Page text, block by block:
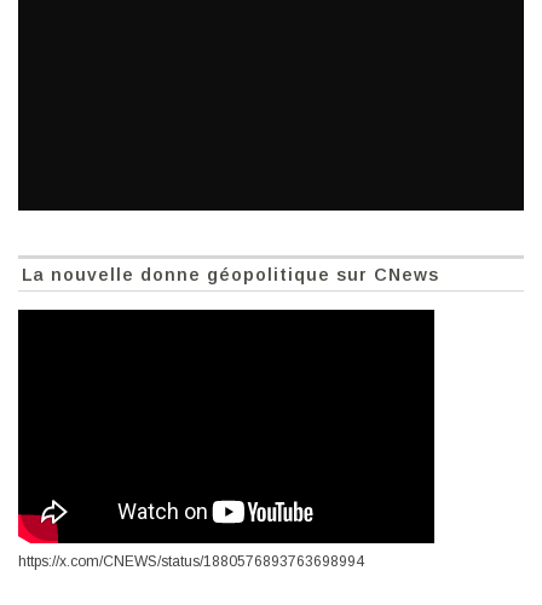
La nouvelle donne géopolitique sur CNews
https://x.com/CNEWS/status/1880576893763698994